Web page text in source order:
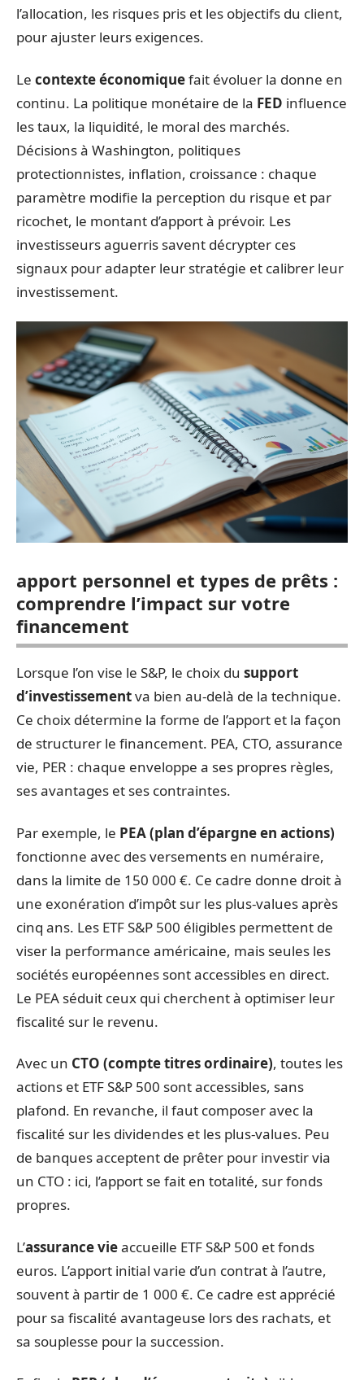
l’allocation, les risques pris et les objectifs du client,
pour ajuster leurs exigences.
Le contexte économiquefait évoluer la donne en
continu. La politique monétaire de la FED influence
les taux, la liquidité, le moral des marchés.
Décisions à Washington, politiques
protectionnistes, inflation, croissance : chaque
paramètre modifie la perception du risque et par
ricochet, le montant d’apport à prévoir. Les
investisseurs aguerris savent décrypter ces
signaux pour adapter leur stratégie et calibrer leur
investissement.
apport personnel et types de prêts :
comprendre l’impact sur votre
financement
Lorsque l’on vise le S&P, le choix du support
d’investissementva bien au-delà de la technique.
Ce choix détermine la forme de l’apport et la façon
de structurer le financement. PEA, CTO, assurance
vie, PER : chaque enveloppe a ses propres règles,
ses avantages et ses contraintes.
Par exemple, le PEA (plan d’épargne en actions)
fonctionne avec des versements en numéraire,
dans la limite de 150 000 €. Ce cadre donne droit à
une exonération d’impôt sur les plus-values après
cinq ans. Les ETF S&P 500 éligibles permettent de
viser la performance américaine, mais seules les
sociétés européennes sont accessibles en direct.
Le PEA séduit ceux qui cherchent à optimiser leur
fiscalité sur le revenu.
Avec un CTO (compte titres ordinaire), toutes les
actions et ETF S&P 500 sont accessibles, sans
plafond. En revanche, il faut composer avec la
fiscalité sur les dividendes et les plus-values. Peu
de banques acceptent de prêter pour investir via
un CTO : ici, l’apport se fait en totalité, sur fonds
propres.
L’assurance vieaccueille ETF S&P 500 et fonds
euros. L’apport initial varie d’un contrat à l’autre,
souvent à partir de 1 000 €. Ce cadre est apprécié
pour sa fiscalité avantageuse lors des rachats, et
sa souplesse pour la succession.